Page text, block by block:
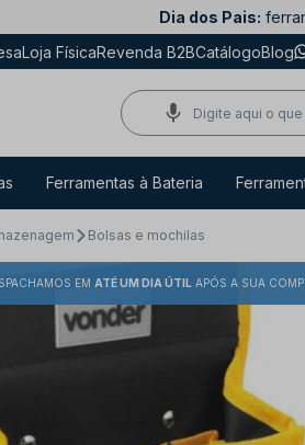
Dia dos Pais:
Loja FísicaRevenda B2BCatálogoBlog
Ferramentas à Bateria
Bolsas e mochilas
EM ATÉ UM DIA ÚTIL APÓS A SUA